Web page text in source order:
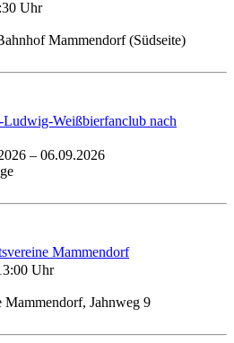
Uhr
Mammendorf (Südseite)
Weißbierfanclub nach
– 06.09.2026
Mammendorf
Uhr
Mammendorf, Jahnweg 9